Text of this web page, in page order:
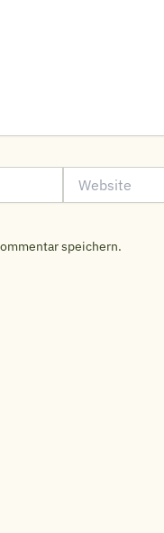
speichern.